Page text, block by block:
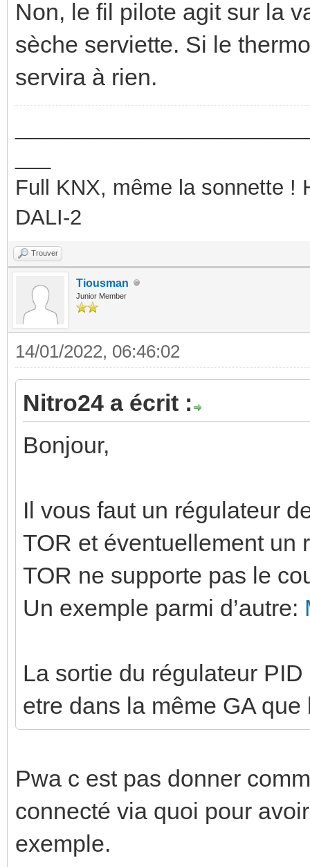
Non, le fil pilote agit sur la
sèche serviette. Si le
servira à rien.
Full KNX, même la sonnette !
DALI-2
Trouver
Tiousman
Junior Member
14/01/2022, 06:46:02
Nitro24 a écrit :
Bonjour,
Il vous faut un régulateur
TOR et éventuellement un
TOR ne supporte pas le
Un exemple parmi d’autre:
La sortie du régulateur
etre dans la même GA
Pwa c est pas donner
connecté via quoi pour
exemple.